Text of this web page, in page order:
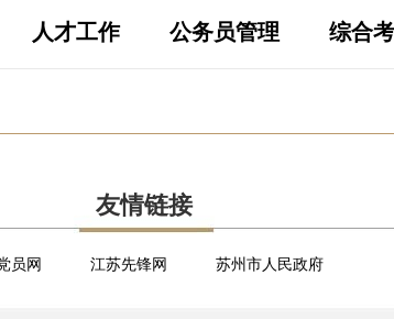
人才工作 公务员管理 综合
友情链接
员网 江苏先锋网 苏州市人民政府